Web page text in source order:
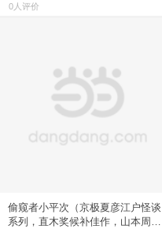
0人评价
偷窥者小平次（京极夏彦江户怪谈
系列，直木奖候补佳作，山本周五